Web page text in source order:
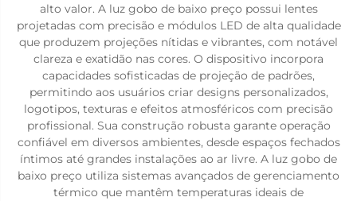
alto valor. A luz gobo de baixo preço possui lentes
projetadas com precisão e módulos LED de alta qualidade
que produzem projeções nítidas e vibrantes, com notável
clareza e exatidão nas cores. O dispositivo incorpora
capacidades sofisticadas de projeção de padrões,
permitindo aos usuários criar designs personalizados,
logotipos, texturas e efeitos atmosféricos com precisão
profissional. Sua construção robusta garante operação
confiável em diversos ambientes, desde espaços fechados
íntimos até grandes instalações ao ar livre. A luz gobo de
baixo preço utiliza sistemas avançados de gerenciamento
térmico que mantêm temperaturas ideais de